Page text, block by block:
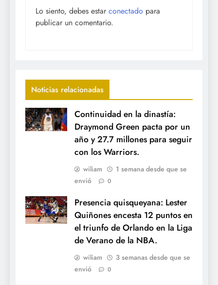
Lo siento, debes estar conectado para
publicar un comentario.
Noticias relacionadas
Continuidad en la dinastía:
Draymond Green pacta por un
año y 27.7 millones para seguir
con los Warriors.
wiliam
1 semana desde que se
envió
0
Presencia quisqueyana: Lester
Quiñones encesta 12 puntos en
el triunfo de Orlando en la Liga
de Verano de la NBA.
wiliam
3 semanas desde que se
envió
0